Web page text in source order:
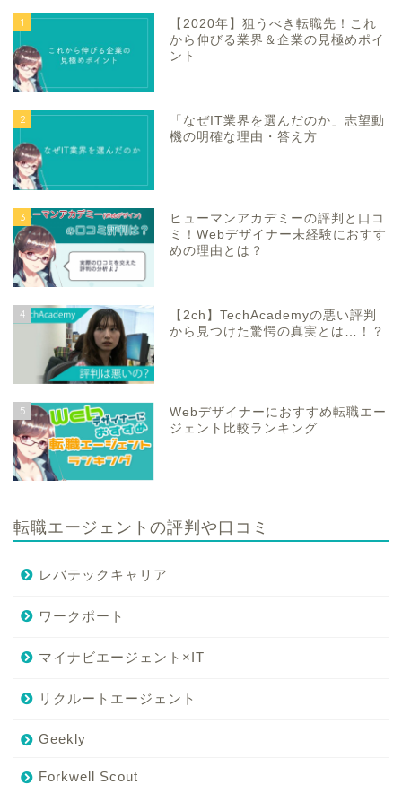
1
【2020年】狙うべき転職先！これ
から伸びる業界＆企業の見極めポイ
ント
2
「なぜIT業界を選んだのか」志望動
機の明確な理由・答え方
3
ヒューマンアカデミーの評判と口コ
ミ！Webデザイナー未経験におすす
めの理由とは？
4
【2ch】TechAcademyの悪い評判
から見つけた驚愕の真実とは…！？
5
Webデザイナーにおすすめ転職エー
ジェント比較ランキング
転職エージェントの評判や口コミ
レバテックキャリア
ワークポート
マイナビエージェント×IT
リクルートエージェント
Geekly
Forkwell Scout